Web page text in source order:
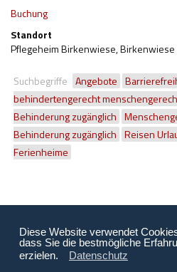
Diese Website verwendet
dass Sie die bestmögliche
erzielen.
Datenschutz
Buchung
Standort
Pflegeheim Birkenwiese,
Suchbegriffe Angebote
behindertengerecht
Behinderung zugänglich
Behinderung zugänglich Reisen
Ferienheime